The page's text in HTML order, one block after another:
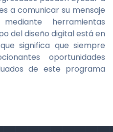
a comunicar su mensaje
herramientas
del diseño digital está en
significa que siempre
oportunidades
de este programa